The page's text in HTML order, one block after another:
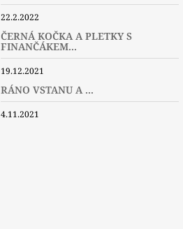
22.2.2022
ČERNÁ KOČKA A PLETKY S
FINANČÁKEM...
19.12.2021
RÁNO VSTANU A ...
4.11.2021